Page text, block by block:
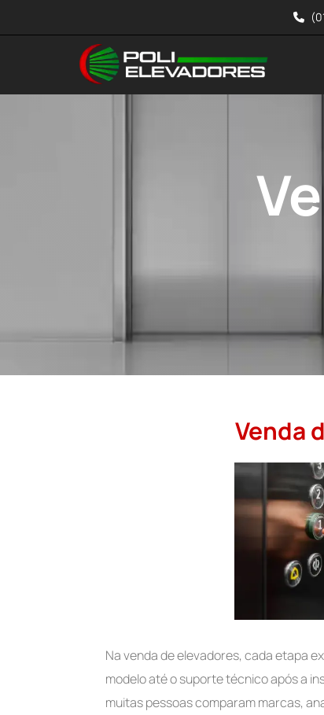
Venda
Na venda de elevadores, cada etapa
modelo até o suporte técnico após a
muitas pessoas comparam marcas,